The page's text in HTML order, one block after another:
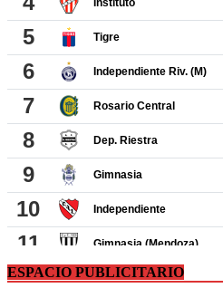
ESPACIO PUBLICITARIO